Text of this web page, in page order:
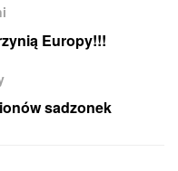
Europy!!!
sadzonek